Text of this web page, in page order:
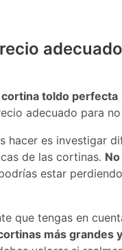
cortina toldo perfecta
adecuado para
hacer es investigar
de las cortinas.
estar
que tengas en
más grandes